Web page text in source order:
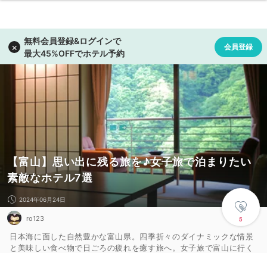
【富山】思い出に残る旅を♪女子旅で泊まりたい
素敵なホテル7選
5
2024年06月24日
ro123
日本海に面した自然豊かな富山県。四季折々のダイナミックな情景
と美味しい食べ物で日ごろの疲れを癒す旅へ。女子旅で富山に行く